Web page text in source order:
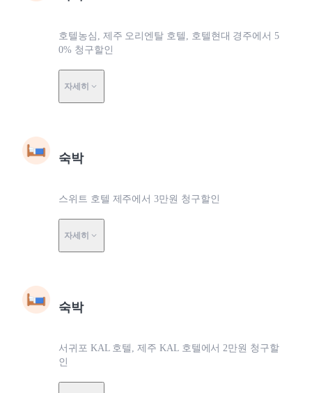
호텔농심, 제주 오리엔탈 호텔, 호텔현대 경주에서 5
0% 청구할인
자세히
숙박
스위트 호텔 제주에서 3만원 청구할인
자세히
숙박
서귀포 KAL 호텔, 제주 KAL 호텔에서 2만원 청구할
인